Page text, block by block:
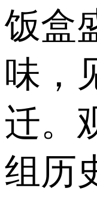
饭盒
味，
迁。
组历